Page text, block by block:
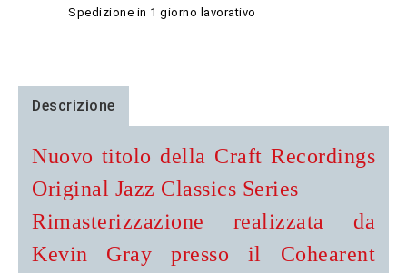
Spedizione in 1 giorno lavorativo
Descrizione
Nuovo titolo della Craft Recordings
Original Jazz Classics Series
Rimasterizzazione realizzata da
Kevin Gray presso il Cohearent